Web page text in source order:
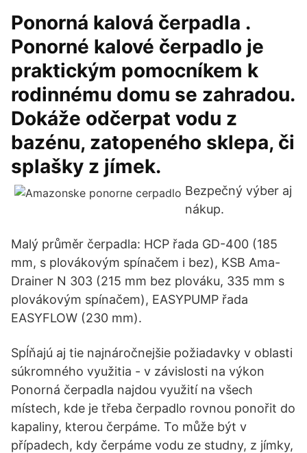
Ponorná kalová čerpadla .
Ponorné kalové čerpadlo je
praktickým pomocníkem k
rodinnému domu se zahradou.
Dokáže odčerpat vodu z
bazénu, zatopeného sklepa, či
splašky z jímek.
Bezpečný výber aj
nákup.
Malý průměr čerpadla: HCP řada GD-400 (185
mm, s plovákovým spínačem i bez), KSB Ama-
Drainer N 303 (215 mm bez plováku, 335 mm s
plovákovým spínačem), EASYPUMP řada
EASYFLOW (230 mm).
Spĺňajú aj tie najnáročnejšie požiadavky v oblasti
súkromného využitia - v závislosti na výkon
Ponorná čerpadla najdou využití na všech
místech, kde je třeba čerpadlo rovnou ponořit do
kapaliny, kterou čerpáme. To může být v
případech, kdy čerpáme vodu ze studny, z jímky,